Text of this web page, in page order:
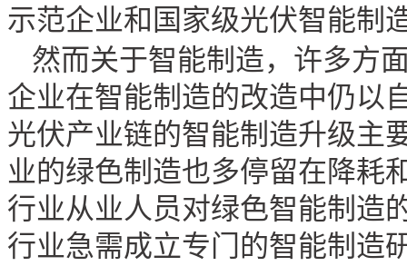
示范企业和国家级光伏智能制
然而关于智能制造，许多方
企业在智能制造的改造中仍以
光伏产业链的智能制造升级主
业的绿色制造也多停留在降耗
行业从业人员对绿色智能制造
行业急需成立专门的智能制造